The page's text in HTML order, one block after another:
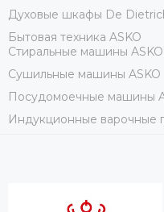
Духовые шкафы De
Бытовая техника ASKO
Стиральные машины ASKO
Сушильные машины ASKO
Посудомоечные машины
Индукционные варочные